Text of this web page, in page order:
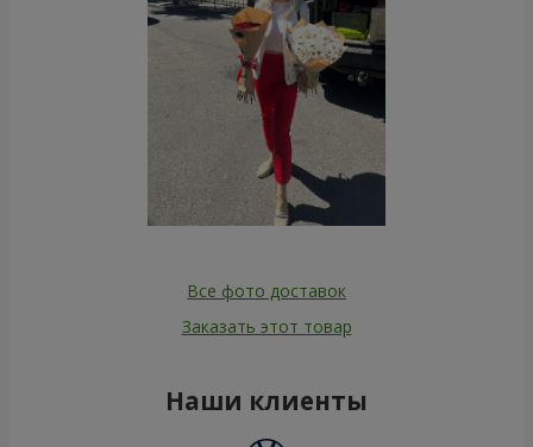
Все фото доставок
Заказать этот товар
Наши клиенты